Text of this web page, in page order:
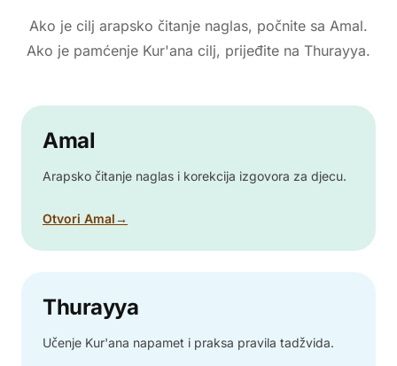
Ako je cilj arapsko čitanje naglas, počnite sa Amal.
Ako je pamćenje Kur'ana cilj, prijeđite na Thurayya.
Amal
Arapsko čitanje naglas i korekcija izgovora za djecu.
Otvori Amal→
Thurayya
Učenje Kur'ana napamet i praksa pravila tadžvida.